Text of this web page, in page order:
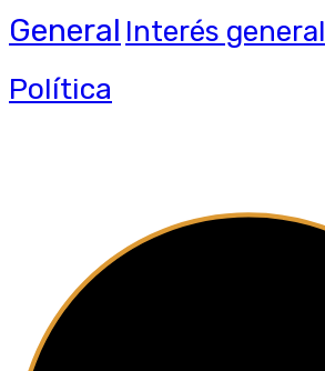
General Interés general
Política